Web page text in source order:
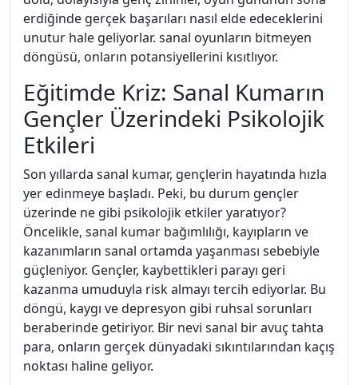
erdiğinde gerçek başarıları nasıl elde edeceklerini
unutur hale geliyorlar. sanal oyunların bitmeyen
döngüsü, onların potansiyellerini kısıtlıyor.
Eğitimde Kriz: Sanal Kumarın
Gençler Üzerindeki Psikolojik
Etkileri
Son yıllarda sanal kumar, gençlerin hayatında hızla
yer edinmeye başladı. Peki, bu durum gençler
üzerinde ne gibi psikolojik etkiler yaratıyor?
Öncelikle, sanal kumar bağımlılığı, kayıpların ve
kazanımların sanal ortamda yaşanması sebebiyle
güçleniyor. Gençler, kaybettikleri parayı geri
kazanma umuduyla risk almayı tercih ediyorlar. Bu
döngü, kaygı ve depresyon gibi ruhsal sorunları
beraberinde getiriyor. Bir nevi sanal bir avuç tahta
para, onların gerçek dünyadaki sıkıntılarından kaçış
noktası haline geliyor.